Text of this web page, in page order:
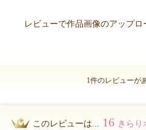
レビューで作品画像のアップ
1件のレビューが
このレビューは... 16 きらり